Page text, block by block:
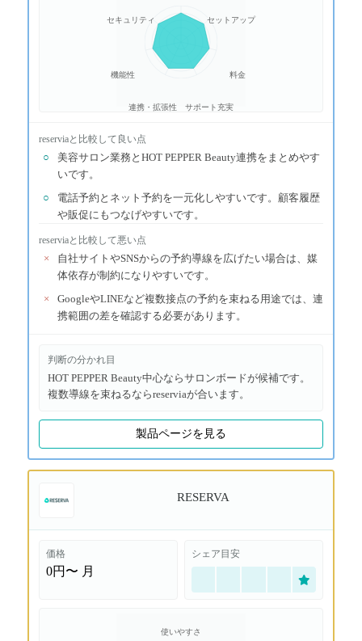
セットアップ
料金
サポート充実
連携・拡張性
機能性
セキュリティ
reserviaと比較して良い点
○
美容サロン業務とHOT PEPPER Beauty連携をまとめやす
いです。
○
電話予約とネット予約を一元化しやすいです。顧客履歴
や販促にもつなげやすいです。
reserviaと比較して悪い点
×
自社サイトやSNSからの予約導線を広げたい場合は、媒
体依存が制約になりやすいです。
×
GoogleやLINEなど複数接点の予約を束ねる用途では、連
携範囲の差を確認する必要があります。
判断の分かれ目
HOT PEPPER Beauty中心ならサロンボードが候補です。
複数導線を束ねるならreserviaが合います。
製品ページを見る
RESERVA
価格
0円〜 月
シェア目安
使いやすさ